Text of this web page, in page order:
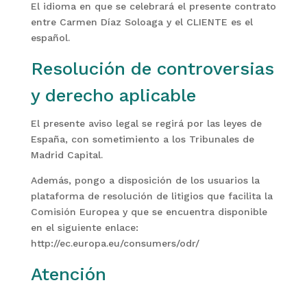
El idioma en que se celebrará el presente contrato
entre Carmen Díaz Soloaga y el CLIENTE es el
español.
Resolución de controversias
y derecho aplicable
El presente aviso legal se regirá por las leyes de
España, con sometimiento a los Tribunales de
Madrid Capital.
Además, pongo a disposición de los usuarios la
plataforma de resolución de litigios que facilita la
Comisión Europea y que se encuentra disponible
en el siguiente enlace:
http://ec.europa.eu/consumers/odr/
Atención